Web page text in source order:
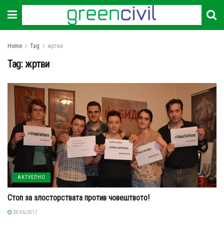
Home Tag жртви
Tag:жртви
АКТУЕЛНО
Стоп за злосторствата против човештвото!
28/06/2017